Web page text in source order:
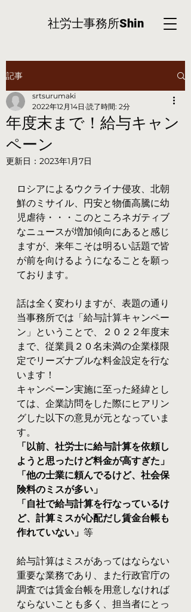
社労士事務所Shin
記事
年度末まで！給与キャン
ペーン
srtsurumaki
2022年12月14日 読了時間: 2分
更新日： 2023年1月7日
ロシアによるウクライナ侵攻、北朝
鮮のミサイル、円安と物価高騰に幼
児虐待・・・このところネガティブ
なニュースが増加傾向にあると感じ
ますが、来年こそは明るい話題で皆
が前を向けるようになることを願っ
ております。
話は全く変わりますが、表題の通り
当事務所では「給与計算キャンペー
ン」ということで、２０２２年度末
まで、従業員２０名未満の企業様限
定でリーズナブルな料金設定を行な
います！
キャンペーン実施に至った経緯とし
ては、企業訪問をした際にヒアリン
グした以下の意見が元となっていま
す。
「以前、社労士に給与計算を依頼し
ようと思ったけど料金が高すぎた」
「他の士業に頼んでるけど、社会保
険料のミスが多い」
「自社で給与計算を行なっているけ
ど、計算ミスが心配だし賃金台帳も
作れていない」 等
給与計算はミスがあってはならない
重要な業務であり、また行政官庁の
調査では賃金台帳を用意しなければ
ならないことも多く、担当者にとっ